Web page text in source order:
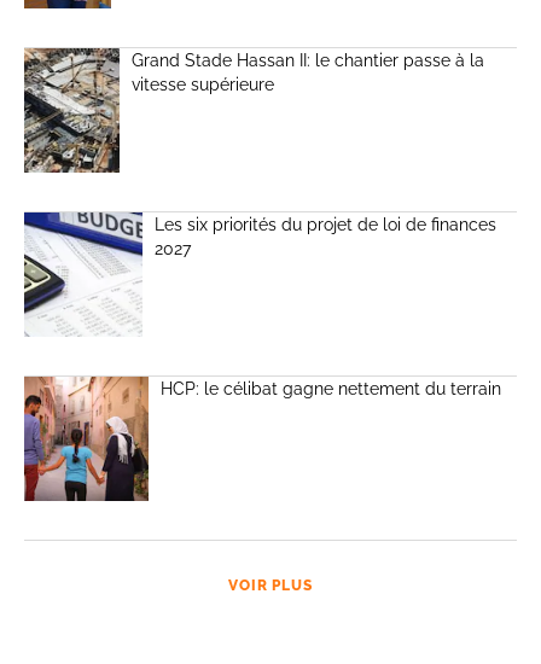
Grand Stade Hassan II: le chantier passe à la
vitesse supérieure
Les six priorités du projet de loi de finances
2027
HCP: le célibat gagne nettement du terrain
VOIR PLUS